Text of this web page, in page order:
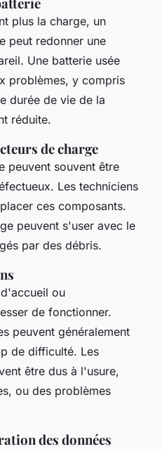
plus la charge, un
peut redonner une
Une batterie usée
problèmes, y compris
durée de vie de la
réduite.
de charge
peuvent souvent être
Les techniciens
ces composants.
peuvent s'user avec le
par des débris.
ou
de fonctionner.
peuvent généralement
de difficulté. Les
être dus à l'usure,
ou des problèmes
des données